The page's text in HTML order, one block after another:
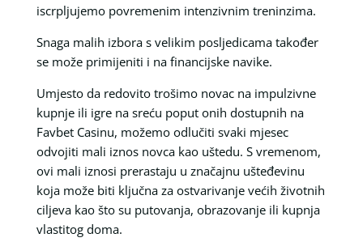
iscrpljujemo povremenim intenzivnim treninzima.
Snaga malih izbora s velikim posljedicama također
se može primijeniti i na financijske navike.
Umjesto da redovito trošimo novac na impulzivne
kupnje ili igre na sreću poput onih dostupnih na
Favbet Casinu, možemo odlučiti svaki mjesec
odvojiti mali iznos novca kao uštedu. S vremenom,
ovi mali iznosi prerastaju u značajnu ušteđevinu
koja može biti ključna za ostvarivanje većih životnih
ciljeva kao što su putovanja, obrazovanje ili kupnja
vlastitog doma.